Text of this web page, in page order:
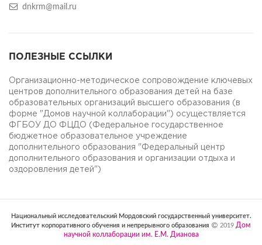
dnkrm@mail.ru
ПОЛЕЗНЫЕ ССЫЛКИ
Организационно-методическое сопровождение ключевых
центров дополнительного образования детей на базе
образовательных организаций высшего образования (в
форме "Домов научной коллаборации") осуществляется
ФГБОУ ДО ФЦДО (Федеральное государственное
бюджетное образовательное учреждение
дополнительного образования "Федеральный центр
дополнительного образования и организации отдыха и
оздоровления детей")
Национальный исследовательский Мордовский государственный университет.
Институт корпоративного обучения и непрерывного образования
2019 Дом
научной коллаборации им. Е.М. Дианова